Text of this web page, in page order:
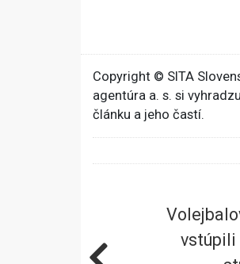
Copyright © SITA
agentúra a. s. si
článku a jeho častí.
vstúpili